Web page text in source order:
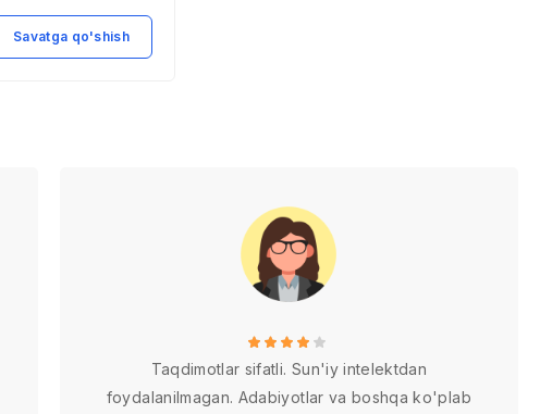
Savatga qo'shish
Taqdimotlar sifatli. Sun'iy intelektdan
foydalanilmagan. Adabiyotlar va boshqa ko'plab